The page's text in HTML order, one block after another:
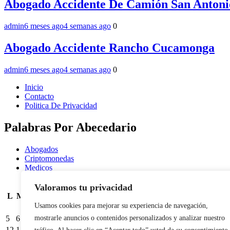
Valoramos tu privacidad
Usamos cookies para mejorar su experiencia de navegación,
mostrarle anuncios o contenidos personalizados y analizar nuestro
Abogado Accidente De Camión San
admin6 meses ago4 semanas ago 0
Abogado Accidente Rancho Cucamonga
admin6 meses ago4 semanas ago 0
Inicio
Contacto
Politica De Privacidad
Palabras Por Abecedario
Abogados
Criptomonedas
Medicos
junio 2023
L M
1
2 3
4
5
6 8 9 10 11